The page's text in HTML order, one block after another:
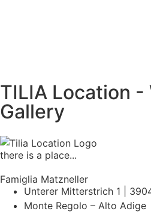
TILIA Location -
Gallery
there is a place...
Famiglia Matzneller
Unterer Mitterstrich 1 |
Monte Regolo – Alto Adige